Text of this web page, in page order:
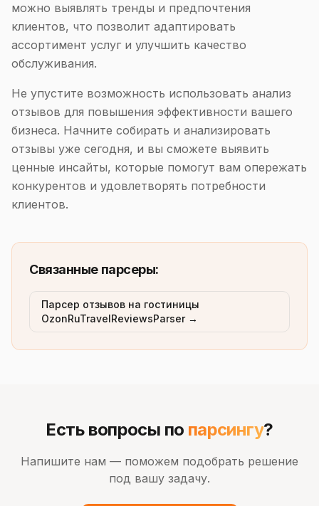
можно выявлять тренды и предпочтения
клиентов, что позволит адаптировать
ассортимент услуг и улучшить качество
обслуживания.
Не упустите возможность использовать анализ
отзывов для повышения эффективности вашего
бизнеса. Начните собирать и анализировать
отзывы уже сегодня, и вы сможете выявить
ценные инсайты, которые помогут вам опережать
конкурентов и удовлетворять потребности
клиентов.
Связанные парсеры:
Парсер отзывов на гостиницы
OzonRuTravelReviewsParser →
Есть вопросы по парсингу?
Напишите нам — поможем подобрать решение
под вашу задачу.